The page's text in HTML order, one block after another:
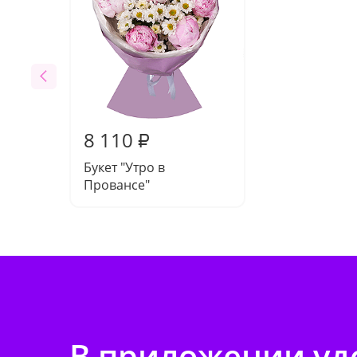
8 110 ₽
Букет "Утро в
Провансе"